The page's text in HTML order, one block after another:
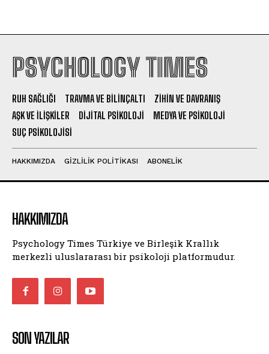
PSYCHOLOGY TIMES
RUH SAĞLIĞI TRAVMA VE BILINÇALTI
ZIHIN VE DAVRANIŞ
AŞK VE İLIŞKILER
DIJITAL PSIKOLOJI
MEDYA VE PSIKOLOJI
SUÇ PSIKOLOJISI
HAKKIMIZDA GIZLILIK POLITIKASI ABONELIK
HAKKIMIZDA
Psychology Times Türkiye ve Birleşik Krallık
merkezli uluslararası bir psikoloji platformudur.
SON YAZILAR